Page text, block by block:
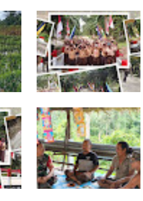
Tuntas Dibangun, Jembatan
Garuda Perkuat Konektivitas
Teladan Baru–Kuala Kepeng